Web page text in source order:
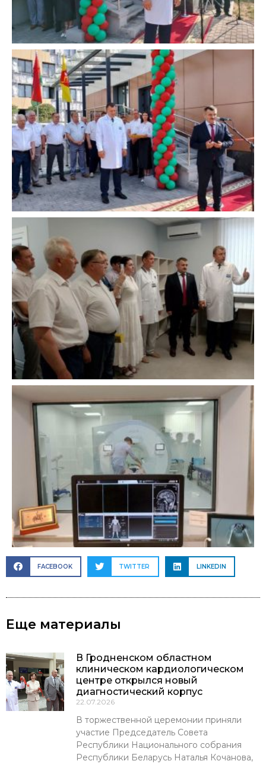
FACEBOOK TWITTER LINKEDIN
Еще материалы
В Гродненском областном
клиническом кардиологическом
центре открылся новый
диагностический корпус
22.07.2026
В торжественной церемонии приняли
участие Председатель Совета
Республики Национального собрания
Республики Беларусь Наталья Кочанова,